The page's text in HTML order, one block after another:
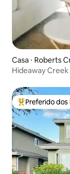
Casa ⋅ Roberts
Hideaway
Entre os
Preferido